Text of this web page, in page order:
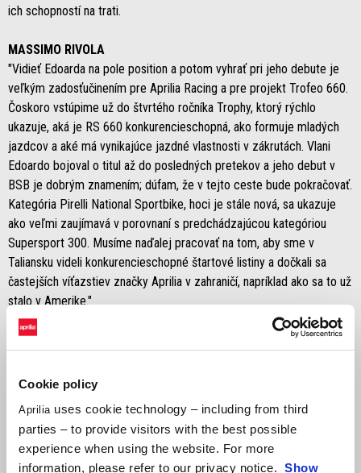
Cookie policy
Aprilia uses cookie technology – including from third
parties – to provide visitors with the best possible
experience when using the website. For more
information, please refer to our privacy notice. Show
ich schopností na trati.
MASSIMO RIVOLA
"Vidieť Edoarda na pole position a potom vyhrať pri jeho debute je
veľkým zadosťučinením pre Aprilia Racing a pre projekt Trofeo 660.
Čoskoro vstúpime už do štvrtého ročníka Trophy, ktorý rýchlo
ukazuje, aká je RS 660 konkurencieschopná, ako formuje mladých
jazdcov a aké má vynikajúce jazdné vlastnosti v zákrutách. Vlani
Edoardo bojoval o titul až do posledných pretekov a jeho debut v
BSB je dobrým znamením; dúfam, že v tejto ceste bude pokračovať.
Kategória Pirelli National Sportbike, hoci je stále nová, sa ukazuje
ako veľmi zaujímavá v porovnaní s predchádzajúcou kategóriou
Supersport 300. Musíme naďalej pracovať na tom, aby sme v
Taliansku videli konkurencieschopné štartové listiny a dočkali sa
častejších víťazstiev značky Aprilia v zahraničí, napríklad ako sa to už
stalo v Amerike."